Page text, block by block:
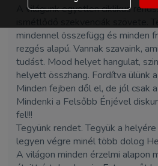
A világunk egyetlen ciklikus
mindennel összefügg és minden
rezgés alapú. Vannak szavaink,
tudást. Mood helyet hangulat,
helyett összhang. Fordítva ülünk
Minden fejben dől el, de jól csak
Mindenki a Felsőbb Énjével
fel!!!
Tegyünk rendet. Tegyük a
legyen végre minél több dolog
A világon minden érzelmi alapon